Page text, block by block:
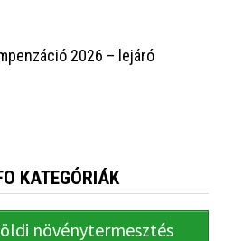
2026 – lejáró
KATEGÓRIÁK
növénytermesztés